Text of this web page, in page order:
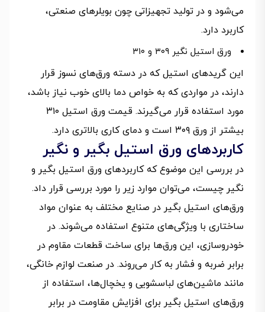
می‌شود و در تولید تجهیزاتی چون بویلرهای صنعتی،
کاربرد دارد.
ورق استیل نگیر ۳۰۹ و ۳۱۰
این گریدهای استیل که در دسته ورق‌های نسوز قرار
دارند، در مواردی که به خواص دما بالای خوب نیاز باشد،
مورد استفاده قرار می‌گیرند. قیمت ورق استیل ۳۱۰
بیشتر از ورق ۳۰۹ است و دمای کاری بالاتری دارد.
کاربردهای ورق استیل بگیر و نگیر
در بررسی این موضوع که کاربردهای ورق استیل بگیر و
نگیر چیست، می‌توان موارد زیر را مورد بررسی قرار داد.
ورق‌های استیل بگیر در صنایع مختلف به عنوان مواد
ساختاری با ویژگی‌های متنوع استفاده می‌شوند. در
خودروسازی، این ورق‌ها برای ساخت قطعات مقاوم در
برابر ضربه و فشار به کار می‌روند. در صنعت لوازم خانگی،
مانند ماشین‌های لباسشویی و یخچال‌ها، استفاده از
ورق‌های استیل بگیر برای افزایش مقاومت در برابر